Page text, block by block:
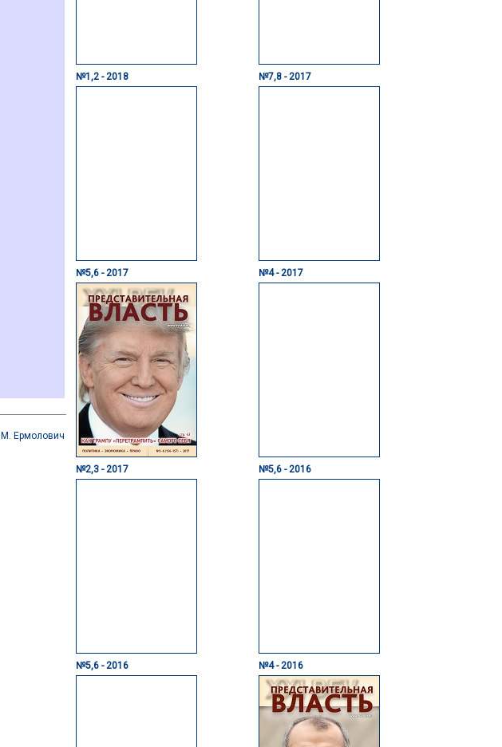
Ермолович
№1,2 - 2018 №7,8 - 2017
№5,6 - 2017 №4 - 2017
№2,3 - 2017 №5,6 - 2016
№5,6 - 2016 №4 - 2016